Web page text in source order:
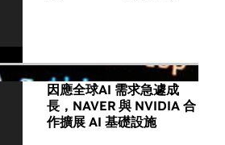
因應全球AI 需求急遽成
長，NAVER 與 NVIDIA 合
作擴展 AI 基礎設施